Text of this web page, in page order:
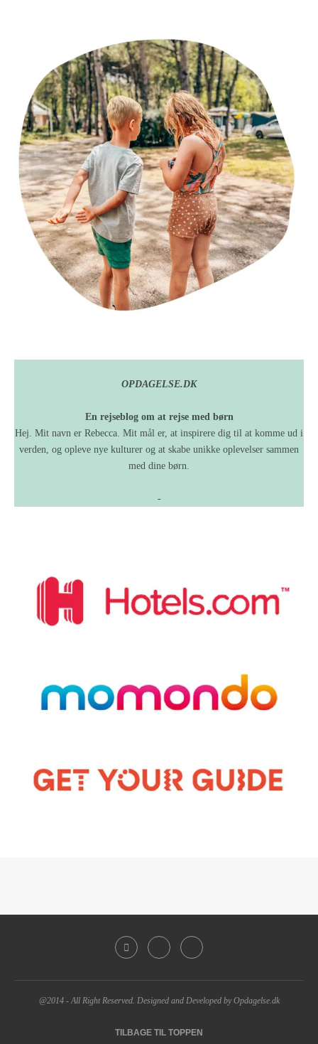
OPDAGELSE.DK
En rejseblog om at rejse med børn
Hej. Mit navn er Rebecca. Mit mål er, at inspirere dig til at komme ud i
verden, og opleve nye kulturer og at skabe unikke oplevelser sammen
med dine børn.
-
@2014 - All Right Reserved. Designed and Developed by Opdagelse.dk
TILBAGE TIL TOPPEN